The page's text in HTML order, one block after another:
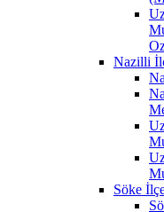
Nazilli
Söke